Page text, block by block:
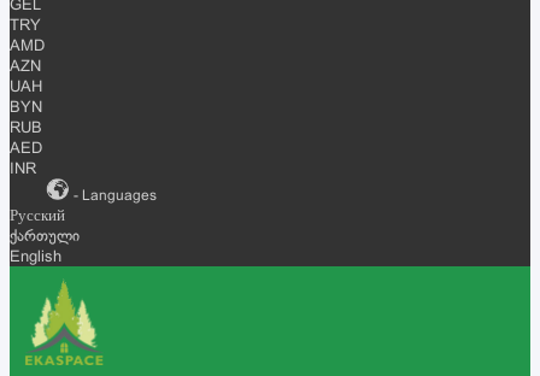
GEL
TRY
AMD
AZN
UAH
BYN
RUB
AED
INR
- Languages
Русский
ქართული
English